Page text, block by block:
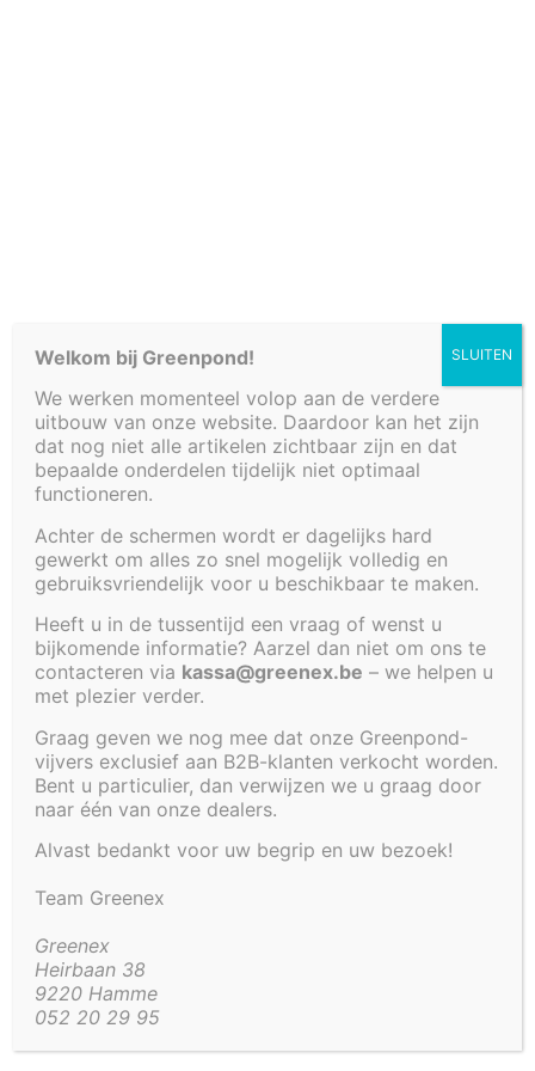
Om de beste ervaringen te bieden, gebruiken wij technologieën zoals
cookies om informatie over je apparaat op te slaan en/of te raadplegen.
Door in te stemmen met deze technologieën kunnen wij gegevens zoals
Fonteinbakken
Plantenfilters met waterval
Vijvers
Decoratieve afwerkingen
Watertafels
Cookiebeleid (EU)
VIJVER 240
X 120 X 100
CM
TEST
LABEL
905,00
VIJVER 455
X 95 X 35
CM
TEST
LABEL
289,00
Welkom bij Greenpond!
We werken momenteel volop aan de verdere
uitbouw van onze website. Daardoor kan het zijn
dat nog niet alle artikelen zichtbaar zijn en dat
bepaalde onderdelen tijdelijk niet optimaal
functioneren.
Achter de schermen wordt er dagelijks hard
gewerkt om alles zo snel mogelijk volledig en
gebruiksvriendelijk voor u beschikbaar te maken.
Heeft u in de tussentijd een vraag of wenst u
bijkomende informatie? Aarzel dan niet om ons te
contacteren via kassa@greenex.be – we helpen u
met plezier verder.
Graag geven we nog mee dat onze Greenpond-
vijvers exclusief aan B2B-klanten verkocht worden.
Bent u particulier, dan verwijzen we u graag door
naar één van onze dealers.
Alvast bedankt voor uw begrip en uw bezoek!
Team Greenex
Greenex
Heirbaan 38
9220 Hamme
052 20 29 95
SLUITEN